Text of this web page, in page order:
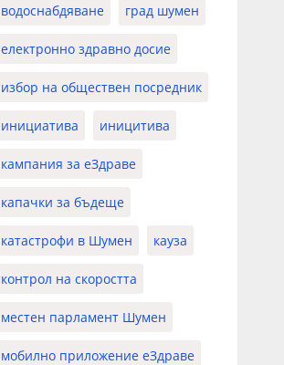
водоснабдяване град шумен
електронно здравно досие
избор на обществен посредник
инициатива иницитива
кампания за еЗдраве
капачки за бъдеще
катастрофи в Шумен кауза
контрол на скоростта
местен парламент Шумен
мобилно приложение еЗдраве